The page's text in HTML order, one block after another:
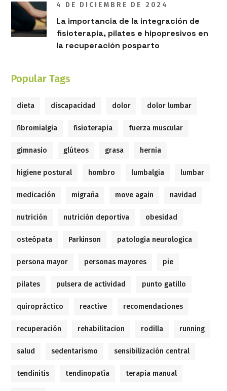
4 DE DICIEMBRE DE 2024
La importancia de la integración de
fisioterapia, pilates e hipopresivos en
la recuperación posparto
Popular Tags
dieta discapacidad dolor dolor lumbar
fibromialgia fisioterapia fuerza muscular
gimnasio glúteos grasa hernia
higiene postural hombro lumbalgia lumbar
medicación migraña move again navidad
nutrición nutrición deportiva obesidad
osteópata Parkinson patologia neurologica
persona mayor personas mayores pie
pilates pulsera de actividad punto gatillo
quiropráctico reactive recomendaciones
recuperación rehabilitacion rodilla running
salud sedentarismo sensibilización central
tendinitis tendinopatía terapia manual